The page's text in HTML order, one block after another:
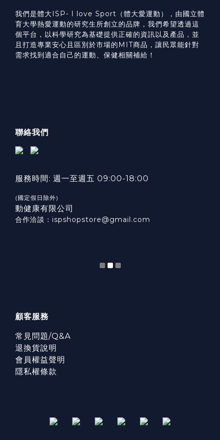
我們是體大ISP- I love Sport（體大愛運動），由國立體
育大學熱愛運動的研究生所創立的品牌，我們希望透過這
個平台，以科學研究為基礎提供正確的資訊以及產品，並
且打造專業安心且區別於市場的MIT商品，讓民眾能針對
需求找到適合自己的運動、保健相關補給！
聯絡我們
服務時間: 週一至週五 09:00-18:00
(國定假日除外)
動健康有限公司
合作洽談：ispshopstore@gmail.com
顧客服務
常見問題/Q&A
退換貨說明
會員權益聲明
隱私權條款